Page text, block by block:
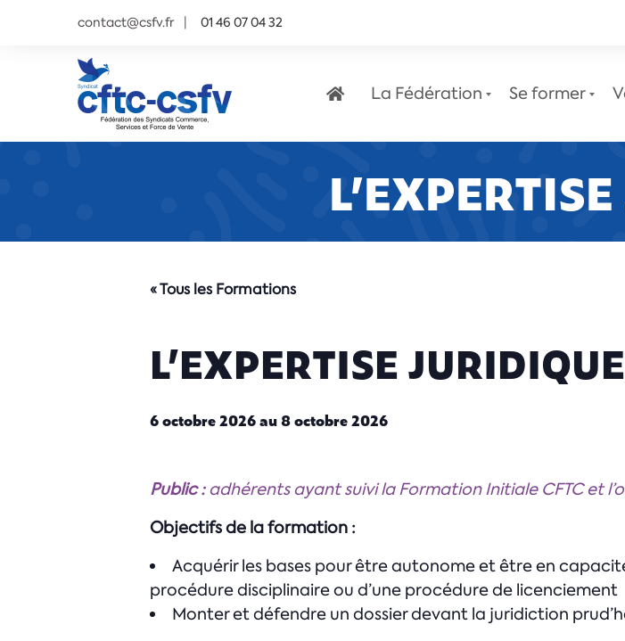
contact@csfv.fr 01 46 07 04 32
La Fédération Se former
Le
« Tous les Formations
L’EXPERTISE JURIDIQUE
6 octobre 2026au8 octobre 2026
Public :adhérents ayant suivi la Formation Initiale CFTC et
Objectifs de la formation :
Acquérir les bases pour être autonome et être en
procédure disciplinaire ou d’une procédure de licenciement
Monter et défendre un dossier devant la juridiction